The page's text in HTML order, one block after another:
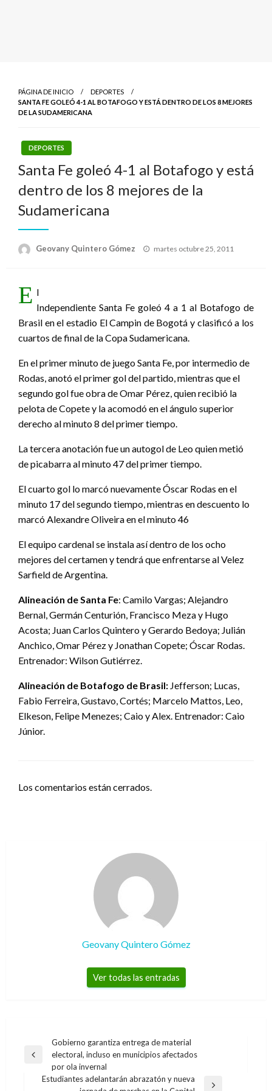
PÁGINA DE INICIO
DEPORTES
SANTA FE GOLEÓ 4-1 AL BOTAFOGO Y ESTÁ DENTRO DE LOS 8 MEJORES
DE LA SUDAMERICANA
DEPORTES
Santa Fe goleó 4-1 al Botafogo y está
dentro de los 8 mejores de la
Sudamericana
Geovany Quintero Gómez
Publicado
martes octubre 25, 2011
E l
Independiente Santa Fe goleó 4 a 1 al Botafogo de
Brasil en el estadio El Campin de Bogotá y clasificó a los
cuartos de final de la Copa Sudamericana.
En el primer minuto de juego Santa Fe, por intermedio de
Rodas, anotó el primer gol del partido, mientras que el
segundo gol fue obra de Omar Pérez, quien recibió la
pelota de Copete y la acomodó en el ángulo superior
derecho al minuto 8 del primer tiempo.
La tercera anotación fue un autogol de Leo quien metió
de picabarra al minuto 47 del primer tiempo.
El cuarto gol lo marcó nuevamente Óscar Rodas en el
minuto 17 del segundo tiempo, mientras en descuento lo
marcó Alexandre Oliveira en el minuto 46
El equipo cardenal se instala así dentro de los ocho
mejores del certamen y tendrá que enfrentarse al Velez
Sarfield de Argentina.
Alineación de Santa Fe: Camilo Vargas; Alejandro
Bernal, Germán Centurión, Francisco Meza y Hugo
Acosta; Juan Carlos Quintero y Gerardo Bedoya; Julián
Anchico, Omar Pérez y Jonathan Copete; Óscar Rodas.
Entrenador: Wilson Gutiérrez.
Alineación de Botafogo de Brasil: Jefferson; Lucas,
Fabio Ferreira, Gustavo, Cortés; Marcelo Mattos, Leo,
Elkeson, Felipe Menezes; Caio y Alex. Entrenador: Caio
Júnior.
Los comentarios están cerrados.
Geovany Quintero Gómez
Ver todas las entradas
Navegación
de
entradas
Entrada
anterior
Gobierno garantiza entrega de material
electoral, incluso en municipios afectados
por ola invernal
Estudiantes adelantarán abrazatón y nueva